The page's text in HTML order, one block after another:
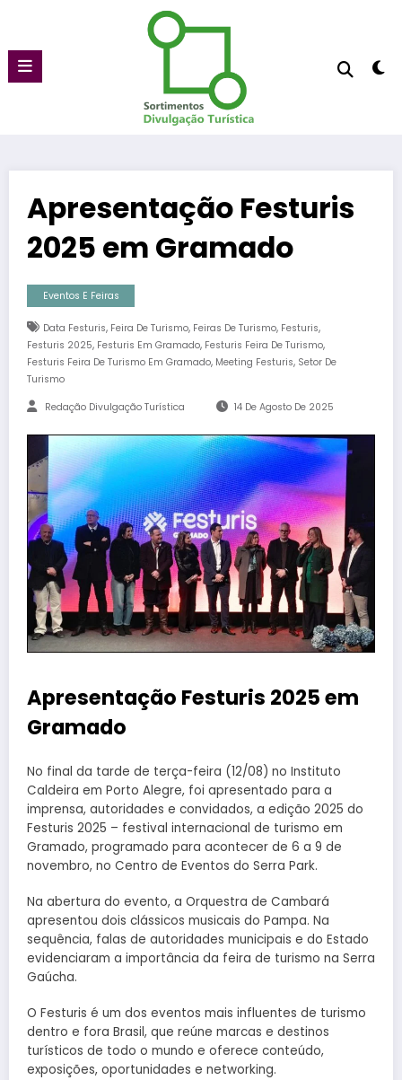
conteúdo
Apresentação Festuris
2025 em Gramado
Eventos E Feiras
Data Festuris, Feira De Turismo, Feiras De Turismo, Festuris,
Festuris 2025, Festuris Em Gramado, Festuris Feira De Turismo,
Festuris Feira De Turismo Em Gramado, Meeting Festuris, Setor De
Turismo
Redação Divulgação Turística 14 De Agosto De 2025
Apresentação Festuris 2025 em
Gramado
No final da tarde de terça-feira (12/08) no Instituto
Caldeira em Porto Alegre, foi apresentado para a
imprensa, autoridades e convidados, a edição 2025 do
Festuris 2025 – festival internacional de turismo em
Gramado, programado para acontecer de 6 a 9 de
novembro, no Centro de Eventos do Serra Park.
Na abertura do evento, a Orquestra de Cambará
apresentou dois clássicos musicais do Pampa. Na
sequência, falas de autoridades municipais e do Estado
evidenciaram a importância da feira de turismo na Serra
Gaúcha.
O Festuris é um dos eventos mais influentes de turismo
dentro e fora Brasil, que reúne marcas e destinos
turísticos de todo o mundo e oferece conteúdo,
exposições, oportunidades e networking.